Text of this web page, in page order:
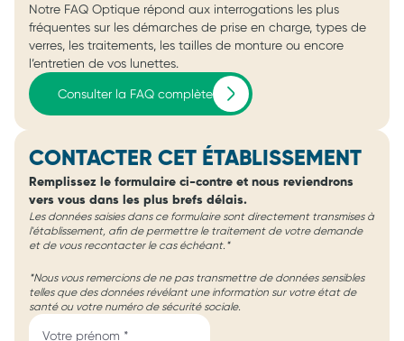
Notre FAQ Optique répond aux interrogations les plus
fréquentes sur les démarches de prise en charge, types de
verres, les traitements, les tailles de monture ou encore
l’entretien de vos lunettes.
Consulter la FAQ complète
CONTACTER CET ÉTABLISSEMENT
Remplissez le formulaire ci-contre et nous reviendrons
vers vous dans les plus brefs délais.
Les données saisies dans ce formulaire sont directement transmises à
l'établissement, afin de permettre le traitement de votre demande
et de vous recontacter le cas échéant.*
*Nous vous remercions de ne pas transmettre de données sensibles
telles que des données révélant une information sur votre état de
santé ou votre numéro de sécurité sociale.